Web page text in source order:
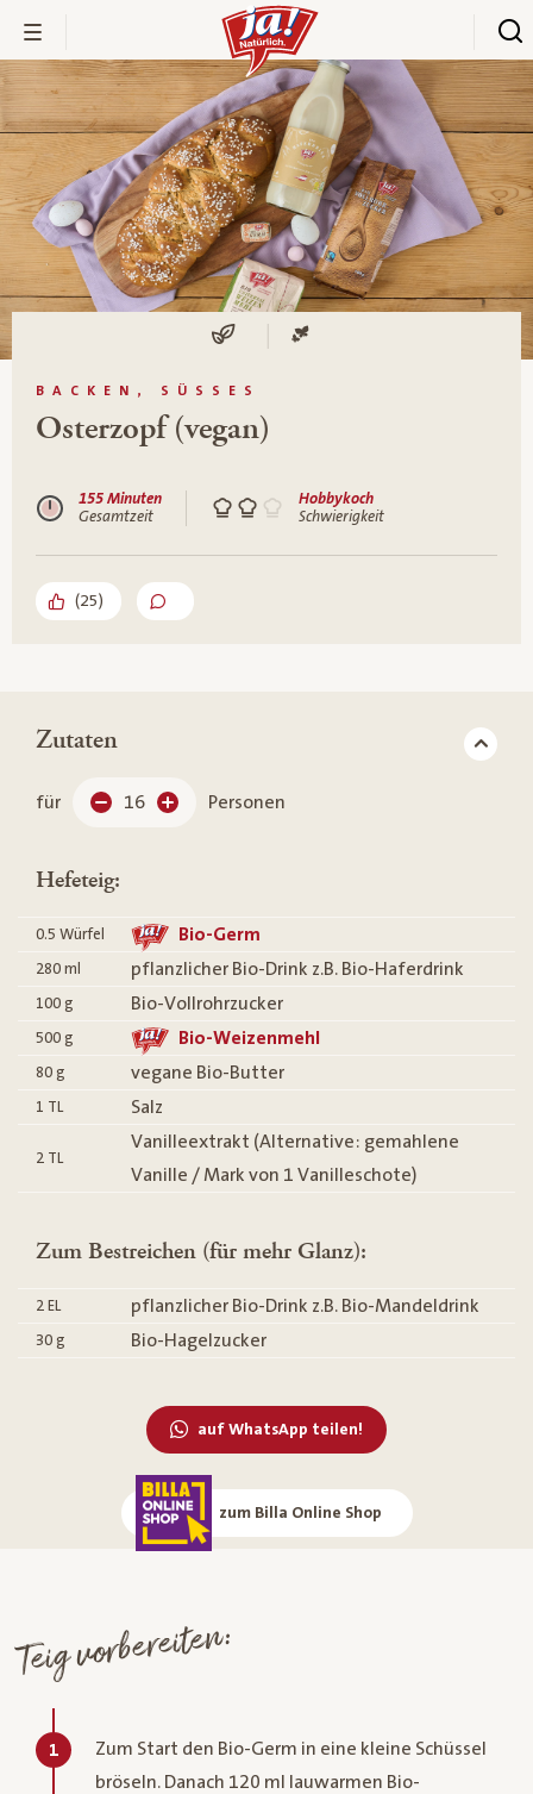
BACKEN, SÜSSES
Osterzopf (vegan)
155 Minuten
Gesamtzeit
Hobbykoch
Schwierigkeit
(25)
Zutaten
für 16 Personen
Hefeteig:
0.5 Würfel Bio-Germ
280 ml pflanzlicher Bio-Drink z.B. Bio-Haferdrink
100 g Bio-Vollrohrzucker
500 g Bio-Weizenmehl
80 g vegane Bio-Butter
1 TL Salz
2 TL
Vanilleextrakt (Alternative: gemahlene
Vanille / Mark von 1 Vanilleschote)
Zum Bestreichen (für mehr Glanz):
2 EL pflanzlicher Bio-Drink z.B. Bio-Mandeldrink
30 g Bio-Hagelzucker
auf WhatsApp teilen!
zum Billa Online Shop
Teig vorbereiten:
1
Zum Start den Bio-Germ in eine kleine Schüssel
bröseln. Danach 120 ml lauwarmen Bio-